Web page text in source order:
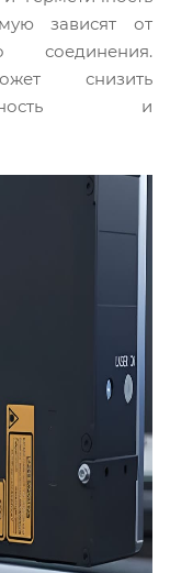
зависят от
соединения.
снизить
и